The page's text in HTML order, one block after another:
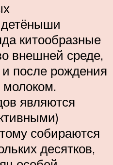
китообразные
внешней среде,
после рождения
являются
собираются
десятков,